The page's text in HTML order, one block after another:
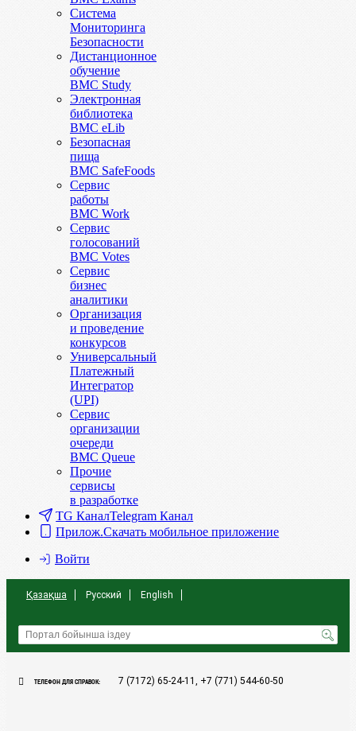
Система
Мониторинга
Безопасности
Дистанционное
обучение
BMC Study
Электронная
библиотека
BMC eLib
Безопасная
пища
BMC SafeFoods
Сервис
работы
BMC Work
Сервис
голосований
BMC Votes
Сервис
бизнес
аналитики
Организация
и проведение
конкурсов
Универсальный
Платежный
Интегратор
(UPI)
Сервис
организации
очереди
BMC Queue
Прочие
сервисы
в разработке
TG КаналTelegram Канал
Прилож.Скачать мобильное приложение
Войти
Қазақша Русский English
ТЕЛЕФОН ДЛЯ СПРАВОК: 7 (7172) 65-24-11, +7 (771) 544-60-50